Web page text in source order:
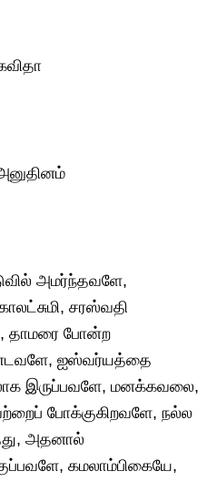
அமர்ந்தவளே,
சரஸ்வதி
தாமரை போன்ற
ஐஸ்வர்யத்தை
இருப்பவளே, மனக்கவலை,
போக்குகிறவளே, நல்ல
அதனால்
கமலாம்பிகையே,